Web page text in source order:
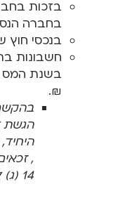
בזכות
בחברה
בנכסי חוץ
חשבונות
₪.
הגשת
14 (ג) לפקודה.